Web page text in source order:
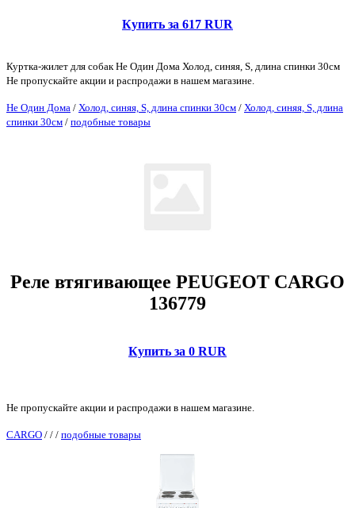
Купить за 617 RUR
Куртка-жилет для собак Не Один Дома Холод, синяя, S, длина спинки 30см
Не пропускайте акции и распродажи в нашем магазине.
Не Один Дома / Холод, синяя, S, длина спинки 30см / Холод, синяя, S, длина
спинки 30см / подобные товары
Реле втягивающее PEUGEOT CARGO
136779
Купить за 0 RUR
Не пропускайте акции и распродажи в нашем магазине.
CARGO / / / подобные товары